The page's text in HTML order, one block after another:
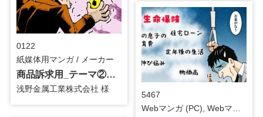
0122
紙媒体用マンガ / メーカー
商品訴求用_テーマ②SEターミナル_紙媒体用マンガ
浅野金属工業株式会社 様
5467